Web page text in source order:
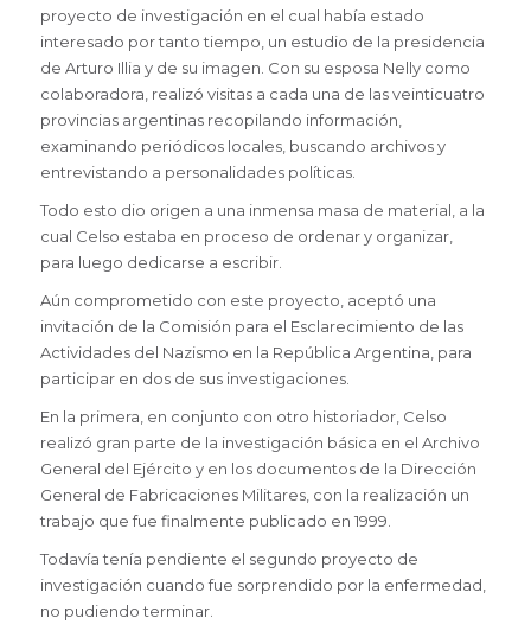
proyecto de investigación en el cual había estado
interesado por tanto tiempo, un estudio de la presidencia
de Arturo Illia y de su imagen. Con su esposa Nelly como
colaboradora, realizó visitas a cada una de las veinticuatro
provincias argentinas recopilando información,
examinando periódicos locales, buscando archivos y
entrevistando a personalidades políticas.
Todo esto dio origen a una inmensa masa de material, a la
cual Celso estaba en proceso de ordenar y organizar,
para luego dedicarse a escribir.
Aún comprometido con este proyecto, aceptó una
invitación de la Comisión para el Esclarecimiento de las
Actividades del Nazismo en la República Argentina, para
participar en dos de sus investigaciones.
En la primera, en conjunto con otro historiador, Celso
realizó gran parte de la investigación básica en el Archivo
General del Ejército y en los documentos de la Dirección
General de Fabricaciones Militares, con la realización un
trabajo que fue finalmente publicado en 1999.
Todavía tenía pendiente el segundo proyecto de
investigación cuando fue sorprendido por la enfermedad,
no pudiendo terminar.